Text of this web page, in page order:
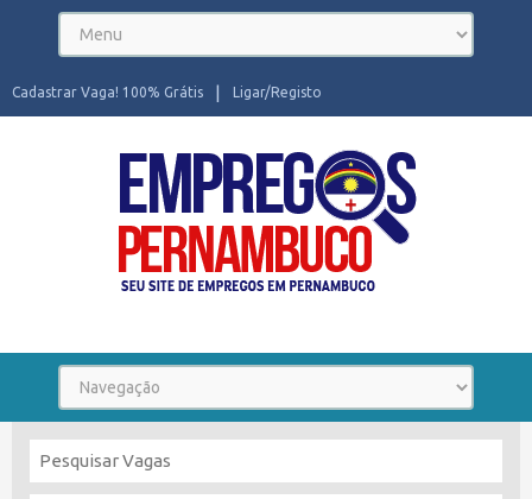
Ligar/Registo
Cadastrar Vaga! 100% Grátis